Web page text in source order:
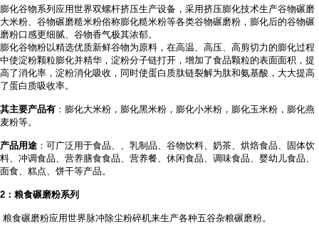
膨化谷物系列应用世界双螺杆挤压生产设备，采用挤压膨化技术生产谷物碾磨
大米粉、谷物碾磨糙米粉俗称膨化糙米粉等各类谷物碾磨粉，膨化后的谷物碾
磨粉口感更细腻、谷物香气极其浓郁。
膨化谷物粉以精选优质新鲜谷物为原料，在高温、高压、高剪切力的膨化过程
中使淀粉颗粒膨化并精华，淀粉分子链打开，增加了食品颗粒的表面面积，提
高了消化率，淀粉消化吸收，同时使蛋白质肽链裂解为肽和氨基酸，大大提高
了蛋白质吸收率。
其主要产品有 ：膨化大米粉，膨化黑米粉，膨化小米粉，膨化玉米粉，膨化燕
麦粉等。
产品用途 ：可广泛用于食品、 、乳制品、谷物饮料、奶茶、烘焙食品、固体饮
料、冲调食品、营养膳食食品、营养餐、休闲食品、调味食品、婴幼儿食品、
面食、糕点、饼干等产品。
2 ：粮食碾磨粉系列
粮食碾磨粉应用世界脉冲除尘粉碎机来生产各种五谷杂粮碾磨粉。